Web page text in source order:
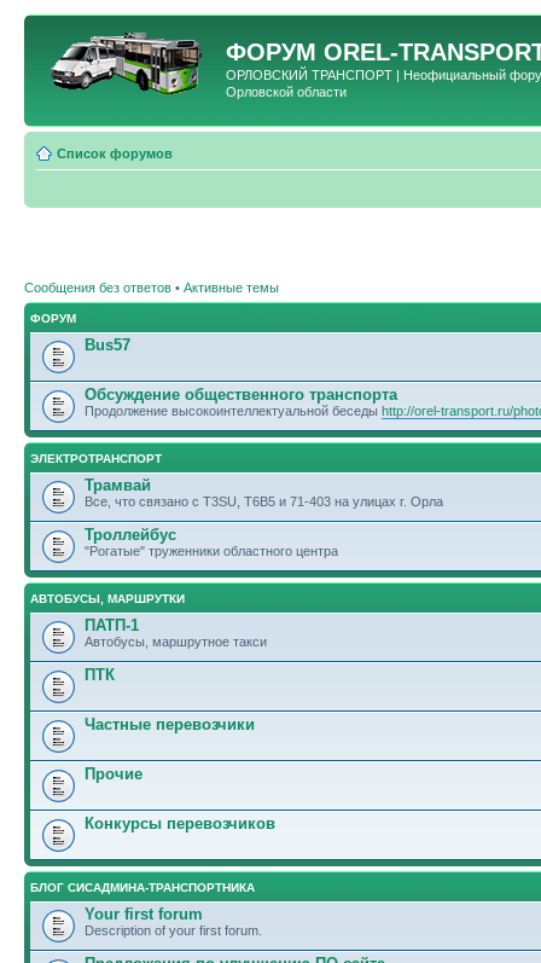
ФОРУМ OREL-
ОРЛОВСКИЙ ТРАНСПОРТ | Неофициальный форум
Орловской области
Список форумов
Сообщения без ответов • Активные темы
ФОРУМ
Bus57
Обсуждение общественного транспорта
Продолжение высокоинтеллектуальной беседы http://orel-transport.ru/
ЭЛЕКТРОТРАНСПОРТ
Трамвай
Все, что связано с T3SU, T6B5 и 71-403 на улицах г. Орла
Троллейбус
"Рогатые" труженники областного центра
АВТОБУСЫ, МАРШРУТКИ
ПАТП-1
Автобусы, маршрутное такси
ПТК
Частные перевозчики
Прочие
Конкурсы перевозчиков
БЛОГ СИСАДМИНА-ТРАНСПОРТНИКА
Your first forum
Description of your first forum.